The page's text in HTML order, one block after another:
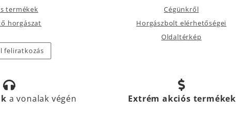
termékek
horgászat
feliratkozás
Cégünkről
Horgászbolt elérhetőségei
Oldaltérkép
a vonalak végén Extrém akciós termékek